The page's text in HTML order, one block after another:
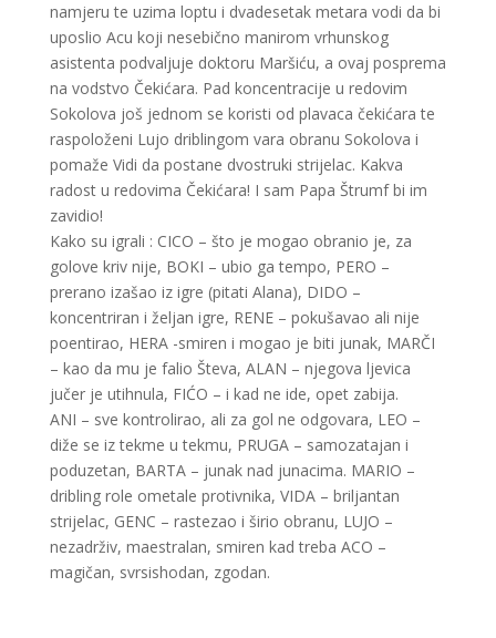
namjeru te uzima loptu i dvadesetak metara vodi da bi
uposlio Acu koji nesebično manirom vrhunskog
asistenta podvaljuje doktoru Maršiću, a ovaj posprema
na vodstvo Čekićara. Pad koncentracije u redovim
Sokolova još jednom se koristi od plavaca čekićara te
raspoloženi Lujo driblingom vara obranu Sokolova i
pomaže Vidi da postane dvostruki strijelac. Kakva
radost u redovima Čekićara! I sam Papa Štrumf bi im
zavidio!
Kako su igrali : CICO – što je mogao obranio je, za
golove kriv nije, BOKI – ubio ga tempo, PERO –
prerano izašao iz igre (pitati Alana), DIDO –
koncentriran i željan igre, RENE – pokušavao ali nije
poentirao, HERA -smiren i mogao je biti junak, MARČI
– kao da mu je falio Števa, ALAN – njegova ljevica
jučer je utihnula, FIĆO – i kad ne ide, opet zabija.
ANI – sve kontrolirao, ali za gol ne odgovara, LEO –
diže se iz tekme u tekmu, PRUGA – samozatajan i
poduzetan, BARTA – junak nad junacima. MARIO –
dribling role ometale protivnika, VIDA – briljantan
strijelac, GENC – rastezao i širio obranu, LUJO –
nezadrživ, maestralan, smiren kad treba ACO –
magičan, svrsishodan, zgodan.